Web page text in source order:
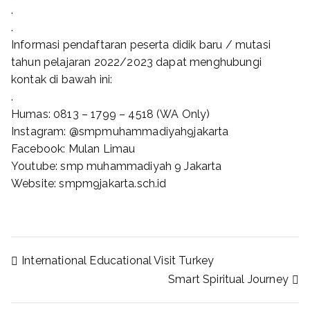
.
.
Informasi pendaftaran peserta didik baru / mutasi
tahun pelajaran 2022/2023 dapat menghubungi
kontak di bawah ini:
.
Humas: 0813 – 1799 – 4518 (WA Only)
Instagram: @smpmuhammadiyah9jakarta
Facebook: Mulan Limau
Youtube: smp muhammadiyah 9 Jakarta
Website: smpm9jakarta.sch.id
International Educational Visit Turkey
Smart Spiritual Journey